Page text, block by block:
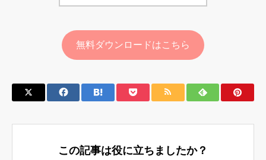
無料ダウンロードはこちら
この記事は役に立ちましたか？